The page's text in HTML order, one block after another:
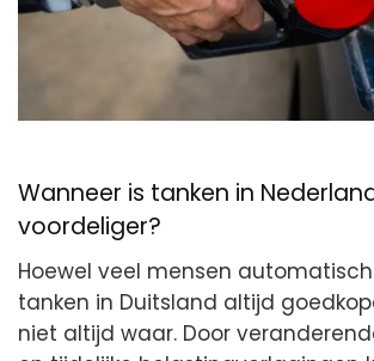
Wanneer is tanken in
voordeliger?
Hoewel veel mensen
tanken in Duitsland altijd
niet altijd waar. Door